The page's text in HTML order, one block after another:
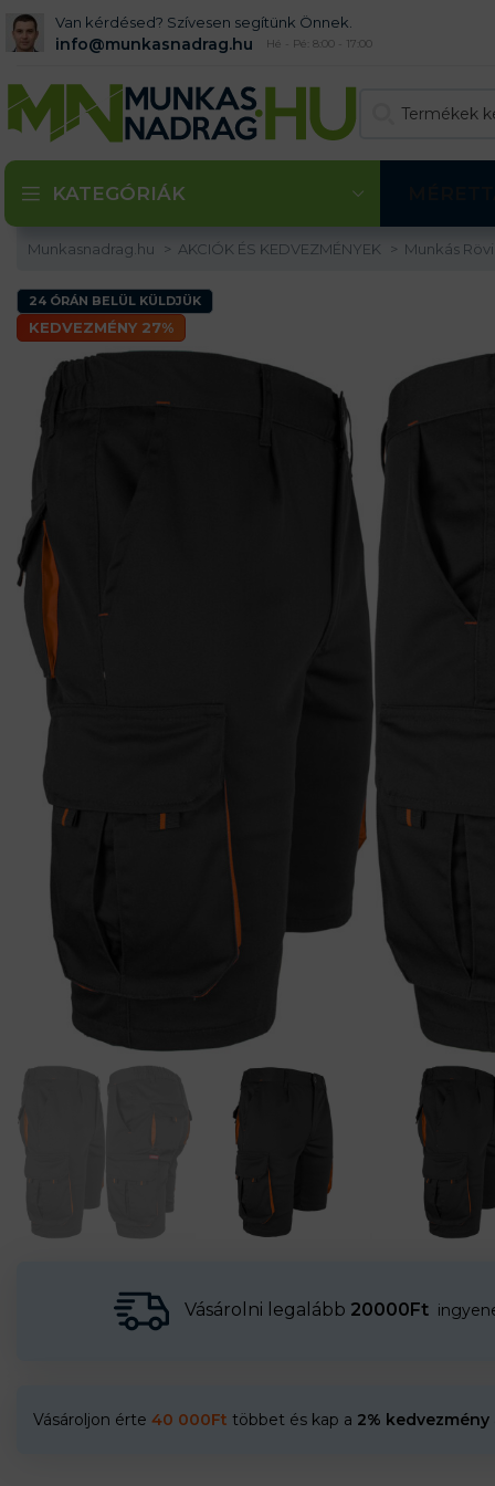
Van kérdésed? Szívesen segítünk Önnek.
info@munkasnadrag.hu Hé - Pé: 8:00 - 17:00
KATEGÓRIÁK
Munkasnadrag.hu AKCIÓK ÉS KEDVEZMÉNYEK Munkás
24 ÓRÁN BELÜL KÜLDJÜK
KEDVEZMÉNY 27%
Vásárolni legalább 20000Ft
Vásároljon érte 40 000Ft többet és kap a 2% kedvezmény